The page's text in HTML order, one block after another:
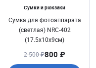
Сумки и рюкзаки
Сумка для фотоаппарата
(светлая) NRC-402
(17.5x10x9см)
2 500 ₽800 ₽